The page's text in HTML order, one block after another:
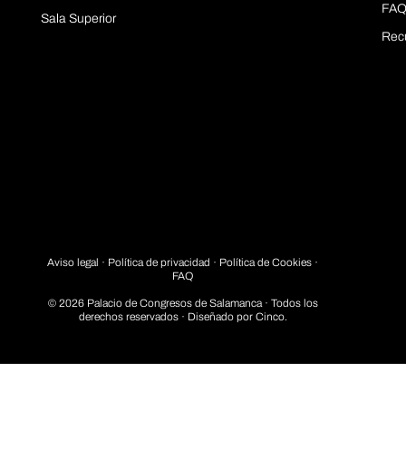
Sala Superior
Aviso legal · Política de privacidad · Política de Cookies ·
FAQ
© 2026 Palacio de Congresos de Salamanca · Todos los
derechos reservados · Diseñado por Cinco.